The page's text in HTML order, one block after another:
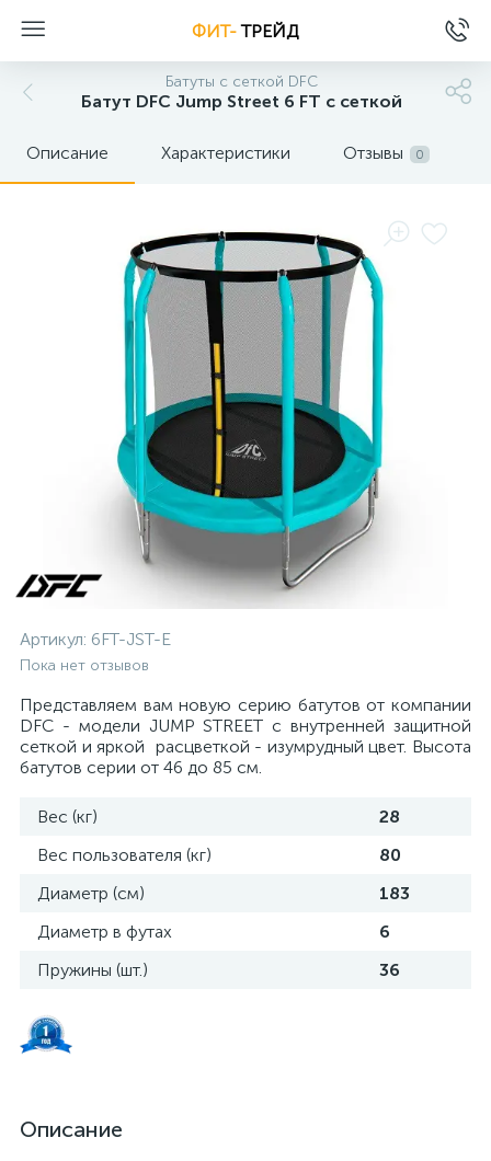
ФИТ-ТРЕЙД
Батуты с сеткой DFC
Батут DFC Jump Street 6 FT c сеткой
Описание Характеристики Отзывы 0
Артикул: 6FT-JST-E
Пока нет отзывов
Представляем вам новую серию батутов от компании
DFC - модели JUMP STREET с внутренней защитной
сеткой и яркой расцветкой - изумрудный цвет. Высота
батутов серии от 46 до 85 см.
Вес (кг)
28
Вес пользователя (кг)
80
Диаметр (см)
183
Диаметр в футах
6
Пружины (шт.)
36
Описание